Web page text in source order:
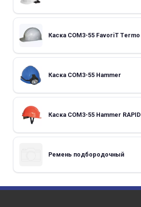
Каска СОМЗ-55 FavoriT Тermo
Каска СОМЗ-55 Hammer
Каска СОМЗ-55 Hammer RAPID
Ремень подбородочный